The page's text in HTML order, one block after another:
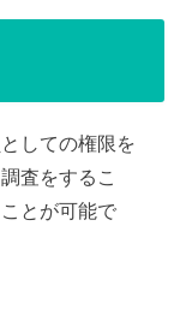
しての権限を
査をするこ
とが可能で